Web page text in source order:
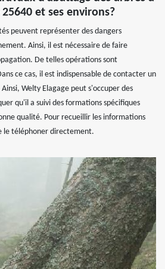
et ses environs?
peuvent représenter des dangers
Ainsi, il est nécessaire de faire
De telles opérations sont
ce cas, il est indispensable de contacter un
Welty Elagage peut s'occuper des
qu'il a suivi des formations spécifiques
qualité. Pour recueillir les informations
le téléphoner directement.